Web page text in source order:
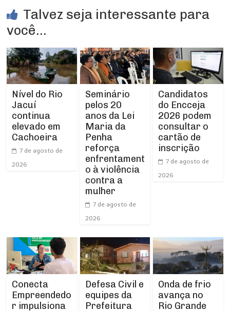
Talvez seja interessante para
você...
Nível do Rio
Jacuí
continua
elevado em
Cachoeira
7 de agosto de
2026
Seminário
pelos 20
anos da Lei
Maria da
Penha
reforça
enfrentament
o à violência
contra a
mulher
7 de agosto de
2026
Candidatos
do Encceja
2026 podem
consultar o
cartão de
inscrição
7 de agosto de
2026
Conecta
Empreendedo
r impulsiona
Defesa Civil e
equipes da
Prefeitura
Onda de frio
avança no
Rio Grande